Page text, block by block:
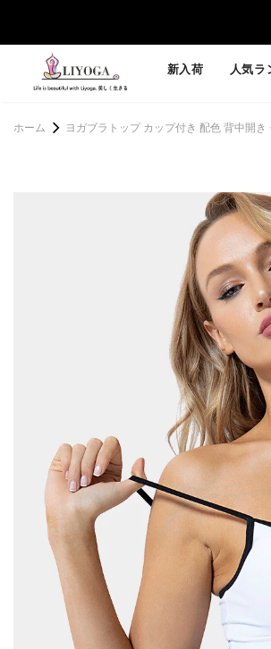
新入荷 人気ラ
ホーム ヨガブラトップ カップ付き 配色 背中開